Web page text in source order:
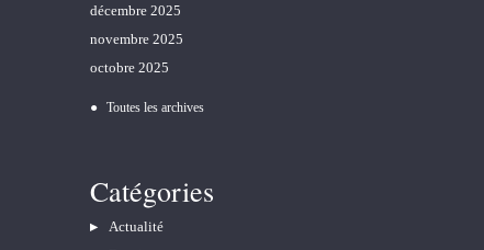
décembre 2025
novembre 2025
octobre 2025
Toutes les archives
Catégories
Actualité